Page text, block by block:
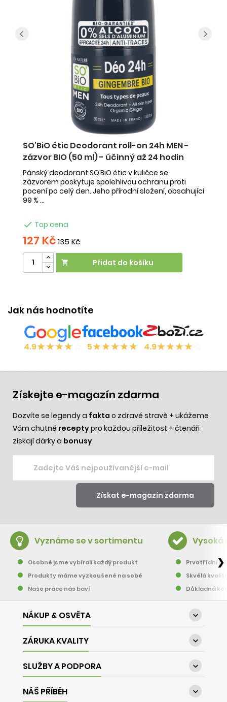
SO’BiO étic Deodorant roll-on 24h MEN -
zázvor BIO (50 ml) - účinný až 24 hodin
Pánský deodorant SO’BiO étic v kuličce se
zázvorem poskytuje spolehlivou ochranu proti
pocení po celý den. Jeho přírodní složení, obsahující
99 % ...
 Top cena
127 Kč135 Kč
 Přidat do košíku
Jak nás hodnotíte
4.9★★★★ 5★★★★★ 4.9★★★★
Získejte e-magazín zdarma
Dozvíte se legendy a fakta o zdravé stravě + ukážeme
Vám chutné receptypro každou příležitost + čtenáři
získají dárky a bonusy.
Vyznáme se v sortimentu
Osobně jsme vybírali každý produkt
Produkty máme vyzkoušené na sobě
Naše práce nás baví
Vysoká
Prvotřídní
Skvělá
Důkladná
❯
NÁKUP & OSVĚTA 
ZÁRUKA KVALITY 
SLUŽBY A PODPORA 
NÁŠ PŘÍBĚH 